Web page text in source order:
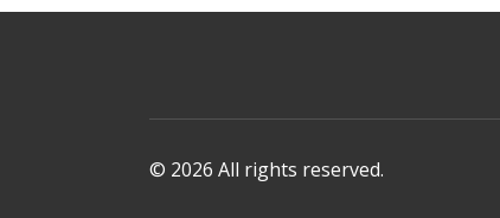
© 2026 All rights reserved.